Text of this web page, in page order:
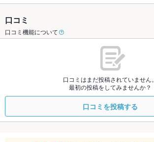
口コミ
口コミ機能について
口コミはまだ投稿されていません。
最初の投稿をしてみませんか？
口コミを投稿する